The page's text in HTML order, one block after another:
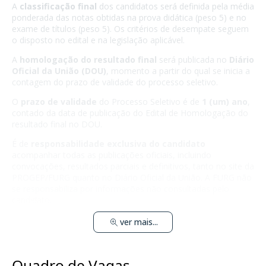
A classificação final dos candidatos será definida pela média
ponderada das notas obtidas na prova didática (peso 5) e no
exame de títulos (peso 5). Os critérios de desempate seguem
o disposto no edital e na legislação aplicável.
A homologação do resultado final será publicada no Diário
Oficial da União (DOU) , momento a partir do qual se inicia a
ver mais...